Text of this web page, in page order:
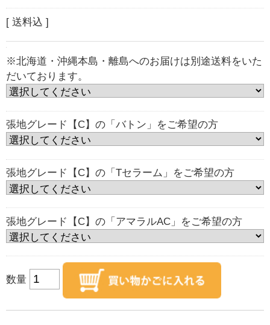
[ 送料込 ]
※北海道・沖縄本島・離島へのお届けは別途送料をいた
だいております。
張地グレード【C】の「バトン」をご希望の方
張地グレード【C】の「Tセラーム」をご希望の方
張地グレード【C】の「アマラルAC」をご希望の方
数量